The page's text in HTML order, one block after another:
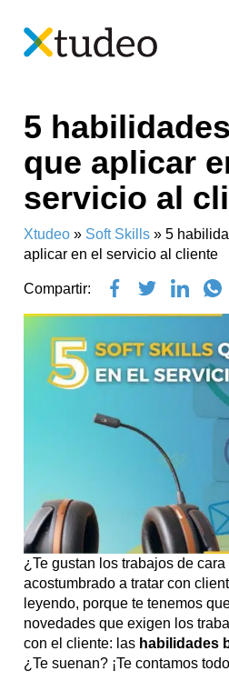
content
5
que aplicar
servicio al
Xtudeo » Soft Skills »5
aplicar en el servicio al cliente
Compartir:
¿Te gustan los trabajos de
acostumbrado a tratar con
leyendo, porque te tenemos
novedades que exigen los
con el cliente: las habilidades
¿Te suenan? ¡Te contamos